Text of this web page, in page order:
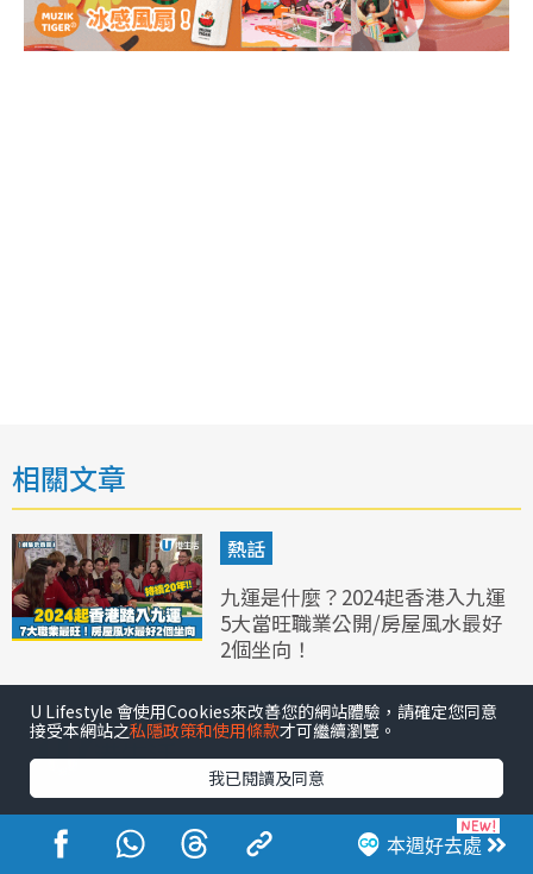
相關文章
熱話
九運是什麼？2024起香港入九運
5大當旺職業公開/房屋風水最好
2個坐向！
戶外郊遊
九龍寨城公園︱九龍寨城公園設
施展覽一文睇清！45分鐘免費導
賞團/交通方式一覽
本週好去處
U Lifestyle 會使用Cookies來改善您的網站體驗，請確定您同意
接受本網站之私隱政策和使用條款才可繼續瀏覽。
我已閱讀及同意